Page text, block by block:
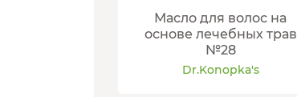
Масло для волос на
основе лечебных трав
№28
Dr.Konopka's